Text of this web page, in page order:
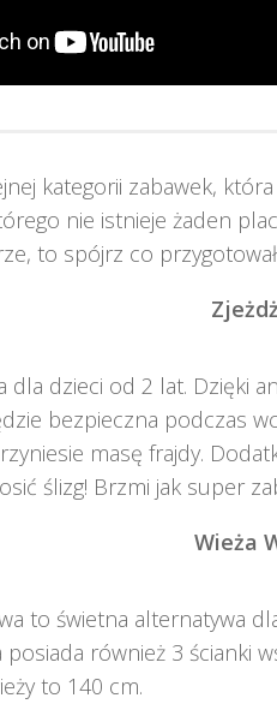
kategorii zabawek,
nie istnieje żaden
to spójrz co
dla dzieci od 2 lat. Dzięki
bezpieczna podczas
masę frajdy.
ślizg! Brzmi jak super
Wieża
to świetna alternatywa
również 3 ścianki
to 140 cm.